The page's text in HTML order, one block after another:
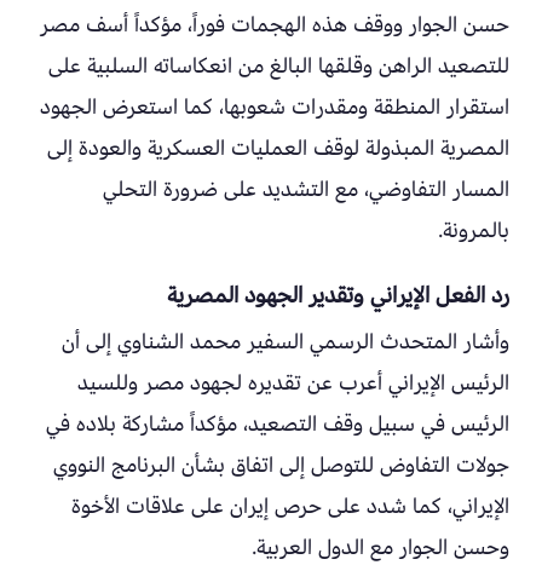
حسن الجوار ووقف هذه الهجمات فوراً، مؤكداً أسف مصر
للتصعيد الراهن وقلقها البالغ من انعكاساته السلبية على
استقرار المنطقة ومقدرات شعوبها، كما استعرض الجهود
المصرية المبذولة لوقف العمليات العسكرية والعودة إلى
المسار التفاوضي، مع التشديد على ضرورة التحلي
بالمرونة.
رد الفعل الإيراني وتقدير الجهود المصرية
وأشار المتحدث الرسمي السفير محمد الشناوي إلى أن
الرئيس الإيراني أعرب عن تقديره لجهود مصر وللسيد
الرئيس في سبيل وقف التصعيد، مؤكداً مشاركة بلاده في
جولات التفاوض للتوصل إلى اتفاق بشأن البرنامج النووي
الإيراني، كما شدد على حرص إيران على علاقات الأخوة
وحسن الجوار مع الدول العربية.